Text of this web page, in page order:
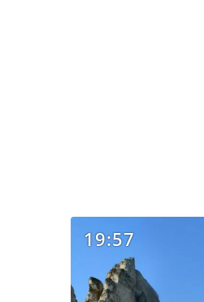
19:57